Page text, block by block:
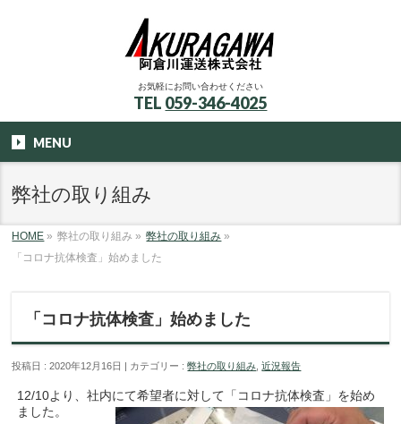
お気軽にお問い合わせください
TEL 059-346-4025
MENU
弊社の取り組み
HOME » 弊社の取り組み » 弊社の取り組み »
「コロナ抗体検査」始めました
「コロナ抗体検査」始めました
投稿日 : 2020年12月16日 カテゴリー :弊社の取り組み ,近況報告
12/10より、社内にて希望者に対して「コロナ抗体検査」を始め
ました。